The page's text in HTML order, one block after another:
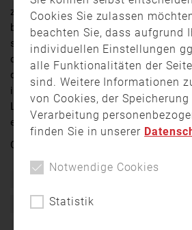
zum Hals steht, kurzum immer
benötigt wird, ist die Feuerwehr
sollte jeder Handgriff sitzen. Damit
durchlaufen Neueinsteigerinnen
dem ersten Moment eine
innerhalb der Feuerwehr, im
Landesebene, in der sie alle
erlernen.
Quelle:
KFV Unterallgäu
Cookies Sie zulassen
beachten Sie, dass aufgrund
individuellen Einstellungen
alle Funktionalitäten der
sind. Weitere Informationen
von Cookies, der Speicherung
Verarbeitung
finden Sie in unserer
Notwendige Cookies
Statistik